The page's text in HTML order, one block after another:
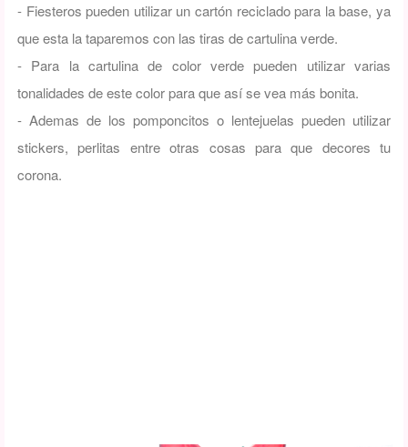
- Fiesteros pueden utilizar un cartón reciclado para la base, ya
que esta la taparemos con las tiras de cartulina verde.
- Para la cartulina de color verde pueden utilizar varias
tonalidades de este color para que así se vea más bonita.
- Ademas de los pomponcitos o lentejuelas pueden utilizar
stickers, perlitas entre otras cosas para que decores tu
corona.